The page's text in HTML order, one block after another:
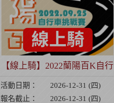
【線上騎】2022蘭陽百K自行
車挑戰賽
活動日期：
2026-12-31 (四)
報名截止：
2026-12-31 (四)